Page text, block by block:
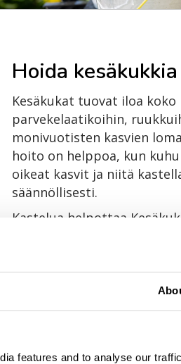
features and to analyse our
Hoida kesäkukkia
Kesäkukat tuovat iloa
parvekelaatikoihin,
monivuotisten kasvien
hoito on helppoa, kun
oikeat kasvit ja niitä
säännöllisesti.
Kastelua helpottaa
kasteluvettä varastoivaa
hoitaa istuksen
Vaihtoehtoisesti
jokaisella kastelukerralla.
Näin saat kesäkukat